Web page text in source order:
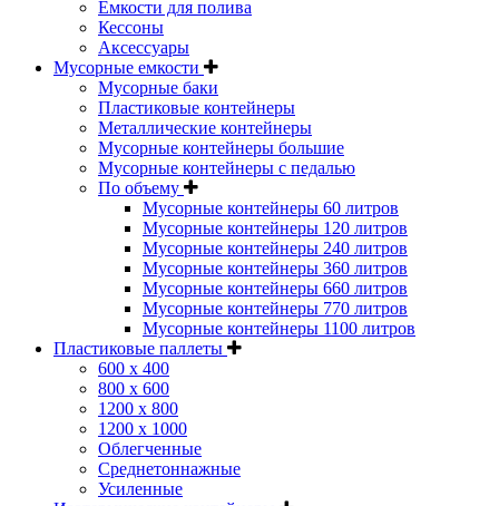
Емкости для полива
Кессоны
Аксессуары
Мусорные емкости
Мусорные баки
Пластиковые контейнеры
Металлические контейнеры
Мусорные контейнеры большие
Мусорные контейнеры с педалью
По объему
Мусорные контейнеры 60 литров
Мусорные контейнеры 120 литров
Мусорные контейнеры 240 литров
Мусорные контейнеры 360 литров
Мусорные контейнеры 660 литров
Мусорные контейнеры 770 литров
Мусорные контейнеры 1100 литров
Пластиковые паллеты
600 х 400
800 х 600
1200 х 800
1200 х 1000
Облегченные
Среднетоннажные
Усиленные